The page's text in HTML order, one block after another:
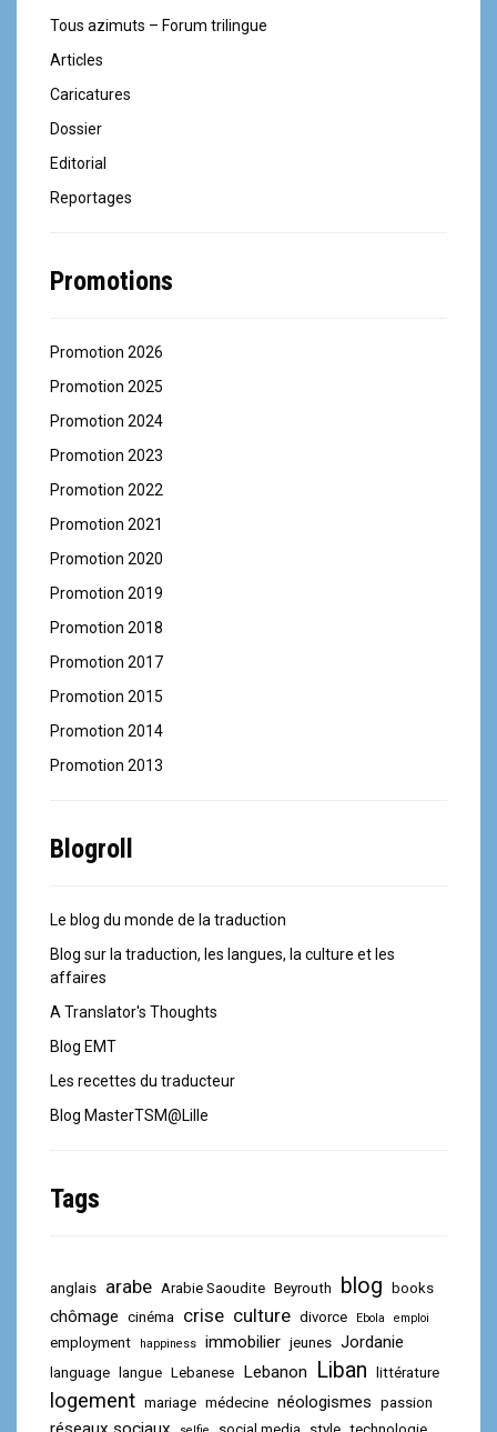
Tous azimuts – Forum trilingue
Articles
Caricatures
Dossier
Editorial
Reportages
Promotions
Promotion 2026
Promotion 2025
Promotion 2024
Promotion 2023
Promotion 2022
Promotion 2021
Promotion 2020
Promotion 2019
Promotion 2018
Promotion 2017
Promotion 2015
Promotion 2014
Promotion 2013
Blogroll
Le blog du monde de la traduction
Blog sur la traduction, les langues, la culture et les
affaires
A Translator's Thoughts
Blog EMT
Les recettes du traducteur
Blog MasterTSM@Lille
Tags
anglais arabe Arabie Saoudite Beyrouth blog books
chômage cinéma crise culture divorce Ebola emploi
employment happiness immobilier jeunes Jordanie
language langue Lebanese Lebanon Liban littérature
logement mariage médecine néologismes passion